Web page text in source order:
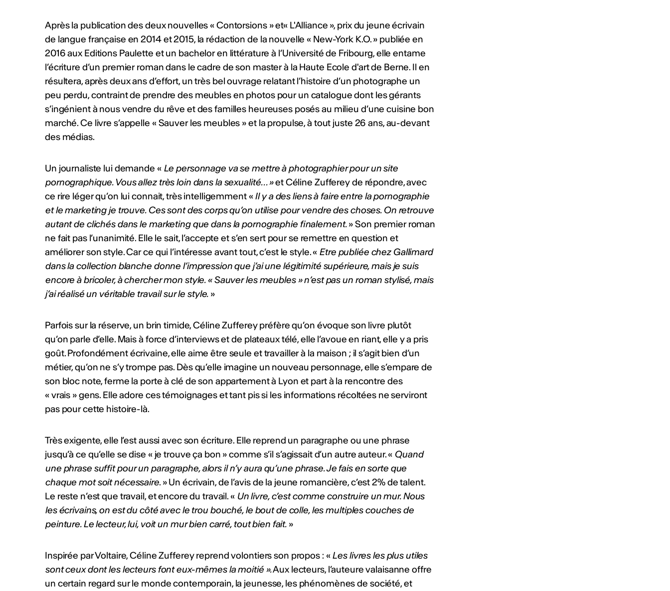
ACTUALITÉS CULTURELLES
Soutien aux premières collaborations hip-
hop & clubbing
Pro Helvetia soutient les premières collaborations
Ouvert aux DJ, beatmakers, rappeur·euses et
producteur·trices ayant déjà publié un EP ou un
album. Aide jusqu’à 10'000 CHF. Délai : 1er septembre
2026 Info :https://bit.ly/4byZJPd
Publié par
Chanter la poésie
Appel à projets pour poètes, auteur·rices,
compositeur·rices, interprètes et collectifs
professionnels en Suisse. Création de deux chansons
inédites sur des poèmes en français. Soutien: 7'000
CHF (4'000 CHF + prestations studio). Délai : 20 août
2026 Info :https://bit.ly/4fZlg4Z
Publié parCulture Valais News
Plus d'actualités
Après la publication des deux nouvelles « Contorsions » et« L'Alliance », prix du jeune écrivain
de langue française en 2014 et 2015, la rédaction de la nouvelle « New-York K.O. » publiée en
2016 aux Editions Paulette et un bachelor en littérature à l’Université de Fribourg, elle entame
l’écriture d’un premier roman dans le cadre de son master à la Haute Ecole d'art de Berne. Il en
résultera, après deux ans d’effort, un très bel ouvrage relatant l’histoire d’un photographe un
peu perdu, contraint de prendre des meubles en photos pour un catalogue dont les gérants
s’ingénient à nous vendre du rêve et des familles heureuses posés au milieu d’une cuisine bon
marché. Ce livre s’appelle « Sauver les meubles » et la propulse, à tout juste 26 ans, au-devant
des médias.
Un journaliste lui demande « Le personnage va se mettre à photographier pour un site
pornographique. Vous allez très loin dans la sexualité… »et Céline Zufferey de répondre, avec
ce rire léger qu’on lui connait, très intelligemment «Il y a des liens à faire entre la pornographie
et le marketing je trouve. Ces sont des corps qu’on utilise pour vendre des choses. On retrouve
autant de clichés dans le marketing que dans la pornographie finalement.» Son premier roman
ne fait pas l’unanimité. Elle le sait, l’accepte et s’en sert pour se remettre en question et
améliorer son style. Car ce qui l’intéresse avant tout, c’est le style. « Etre publiée chez Gallimard
dans la collection blanche donne l’impression que j’ai une légitimité supérieure, mais je suis
encore à bricoler, à chercher mon style. « Sauver les meubles » n’est pas un roman stylisé, mais
j’ai réalisé un véritable travail sur le style. »
Parfois sur la réserve, un brin timide, Céline Zufferey préfère qu’on évoque son livre plutôt
qu’on parle d’elle. Mais à force d’interviews et de plateaux télé, elle l’avoue en riant, elle y a pris
goût. Profondément écrivaine, elle aime être seule et travailler à la maison ; il s’agit bien d’un
métier, qu’on ne s’y trompe pas. Dès qu’elle imagine un nouveau personnage, elle s’empare de
son bloc note, ferme la porte à clé de son appartement à Lyon et part à la rencontre des
« vrais » gens. Elle adore ces témoignages et tant pis si les informations récoltées ne serviront
pas pour cette histoire-là.
Très exigente, elle l’est aussi avec son écriture. Elle reprend un paragraphe ou une phrase
jusqu’à ce qu’elle se dise « je trouve ça bon » comme s’il s’agissait d’un autre auteur. « Quand
une phrase suffit pour un paragraphe, alors il n’y aura qu’une phrase. Je fais en sorte que
chaque mot soit nécessaire. » Un écrivain, de l’avis de la jeune romancière, c’est 2% de talent.
Le reste n’est que travail, et encore du travail. « Un livre, c’est comme construire un mur. Nous
les écrivains, on est du côté avec le trou bouché, le bout de colle, les multiples couches de
peinture. Le lecteur, lui, voit un mur bien carré, tout bien fait. »
Inspirée par Voltaire, Céline Zufferey reprend volontiers son propos : «Les livres les plus utiles
sont ceux dont les lecteurs font eux-mêmes la moitié ».Aux lecteurs, l’auteure valaisanne offre
un certain regard sur le monde contemporain, la jeunesse, les phénomènes de société, et